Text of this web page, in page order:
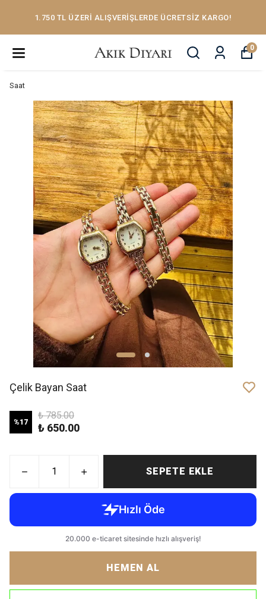
1.750 TL ÜZERİ ALIŞVERİŞLERDE ÜCRETSİZ KARGO!
0
Saat
Çelik Bayan Saat
%17
₺ 785.00
₺ 650.00
SEPETE EKLE
HEMEN AL